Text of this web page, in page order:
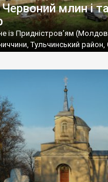
млин і
із Придністров’ям
Тульчинський район,
цвинтар із кам’яними
написані кирилицею,
традиційними ознаками
Хрести датуються 19
[…]